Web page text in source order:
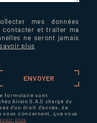
mes données
contacter et traiter ma
ne seront jamais
plus
ENVOYER
formulaire sont
Airain S.A.S chargé du
d'un droit d'accès, de
concernant, que vous
plus